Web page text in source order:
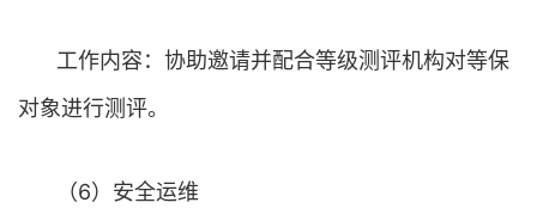
工作内容：协助邀请并配合等级测评机构对等保
对象进行测评。
（6）安全运维